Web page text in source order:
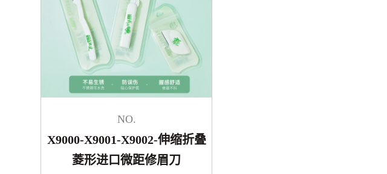
NO.
X9000-X9001-X9002-伸缩折叠
菱形进口微距修眉刀